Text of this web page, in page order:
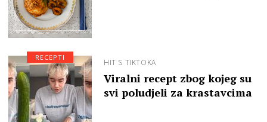
HIT S TIKTOKA
Viralni recept zbog kojeg su
svi poludjeli za krastavcima
RECEPTI